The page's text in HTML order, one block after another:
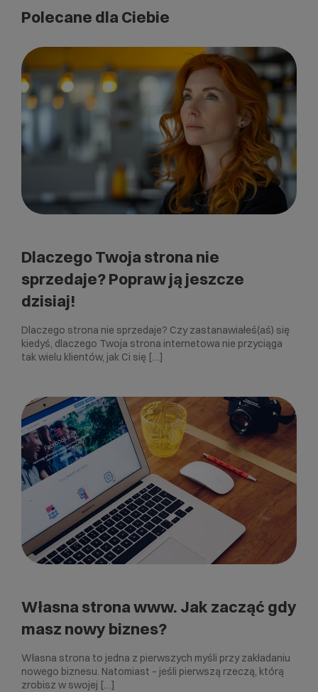
Polecane dla Ciebie
Dlaczego Twoja strona nie
sprzedaje? Popraw ją jeszcze
dzisiaj!
Dlaczego strona nie sprzedaje? Czy zastanawiałeś(aś) się
kiedyś, dlaczego Twoja strona internetowa nie przyciąga
tak wielu klientów, jak Ci się […]
Własna strona www. Jak zacząć gdy
masz nowy biznes?
Własna strona to jedna z pierwszych myśli przy zakładaniu
nowego biznesu. Natomiast – jeśli pierwszą rzeczą, którą
zrobisz w swojej […]